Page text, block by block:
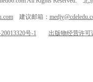
建议邮箱：
号-1 出版物经营许可